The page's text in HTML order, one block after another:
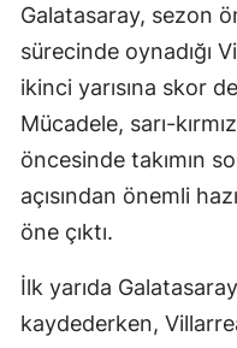
Galatasaray, sezon
sürecinde oynadığı
ikinci yarısına skor
Mücadele, sarı-
öncesinde takımın
açısından önemli
öne çıktı.
İlk yarıda
kaydederken,